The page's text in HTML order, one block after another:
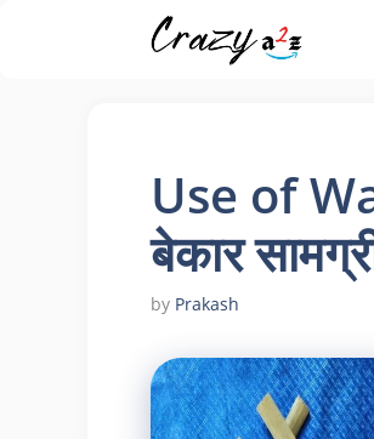
Use of
बेकार
by Prakash